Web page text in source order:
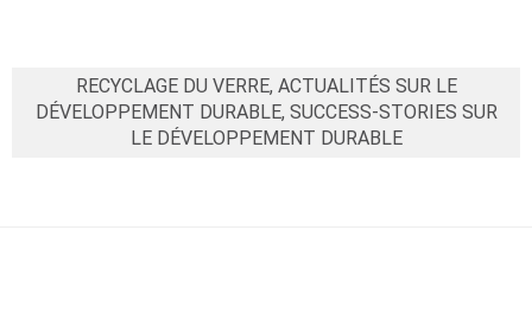
RECYCLAGE DU VERRE, ACTUALITÉS SUR LE
DÉVELOPPEMENT DURABLE, SUCCESS-STORIES SUR
LE DÉVELOPPEMENT DURABLE